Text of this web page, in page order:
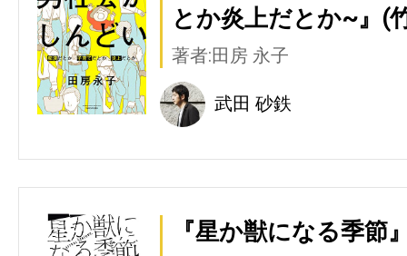
とか炎上だとか~』(
著者:田房 永子
武田 砂鉄
『星か獣になる季節